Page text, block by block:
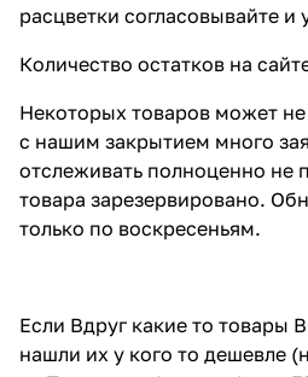
расцветки согласовывайте и
Количество остатков на
Некоторых товаров может не
с нашим закрытием много
отслеживать полноценно не
товара зарезервировано.
только по воскресеньям.
Если Вдруг какие то товары
нашли их у кого то дешевле